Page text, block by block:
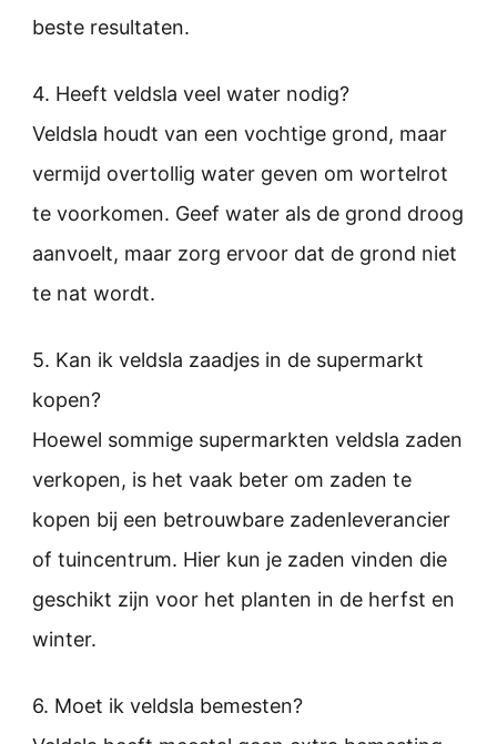
beste resultaten.
4. Heeft veldsla veel water nodig?
Veldsla houdt van een vochtige grond, maar
vermijd overtollig water geven om wortelrot
te voorkomen. Geef water als de grond droog
aanvoelt, maar zorg ervoor dat de grond niet
te nat wordt.
5. Kan ik veldsla zaadjes in de supermarkt
kopen?
Hoewel sommige supermarkten veldsla zaden
verkopen, is het vaak beter om zaden te
kopen bij een betrouwbare zadenleverancier
of tuincentrum. Hier kun je zaden vinden die
geschikt zijn voor het planten in de herfst en
winter.
6. Moet ik veldsla bemesten?